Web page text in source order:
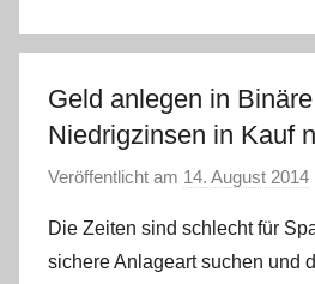
Geld anlegen in
Niedrigzinsen in Kauf
Veröffentlicht am 14. August 2014
Die Zeiten sind schlecht für
sichere Anlageart suchen und